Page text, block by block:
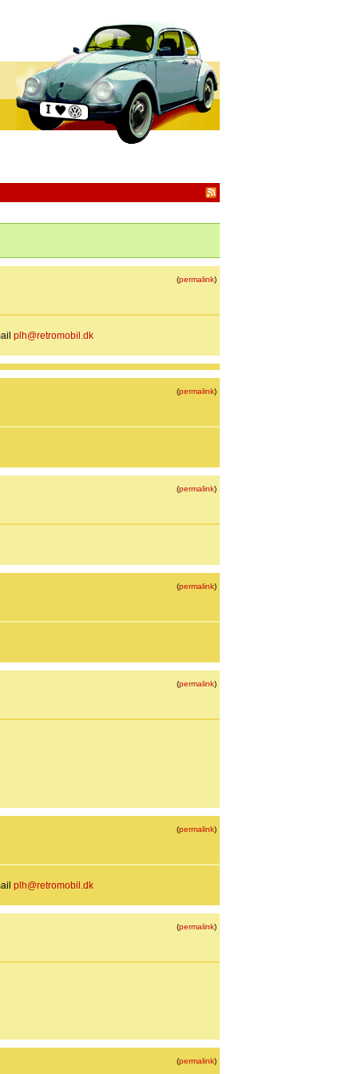
(permalink)
plh@retromobil.dk
(permalink)
(permalink)
(permalink)
(permalink)
(permalink)
plh@retromobil.dk
(permalink)
(permalink)